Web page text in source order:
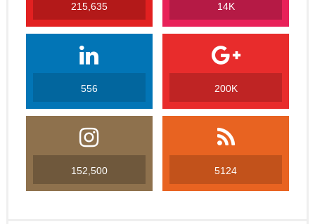
215,635 14K
556 200K
152,500 5124